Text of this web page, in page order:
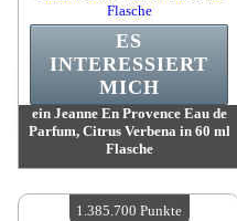
ein Jeanne En Provence Eau de
Parfum, Citrus Verbena in 60 ml
Flasche
Verfügbare Menge:4
ES
INTERESSIERT
MICH
1.385.700 Punkte